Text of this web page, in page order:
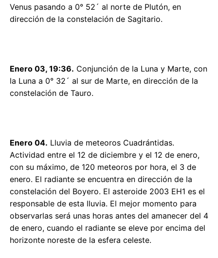
Venus pasando a 0° 52´ al norte de Plutón, en
dirección de la constelación de Sagitario.
Enero 03, 19:36. Conjunción de la Luna y Marte, con
la Luna a 0° 32´ al sur de Marte, en dirección de la
constelación de Tauro.
Enero 04. Lluvia de meteoros Cuadrántidas.
Actividad entre el 12 de diciembre y el 12 de enero,
con su máximo, de 120 meteoros por hora, el 3 de
enero. El radiante se encuentra en dirección de la
constelación del Boyero. El asteroide 2003 EH1 es el
responsable de esta lluvia. El mejor momento para
observarlas será unas horas antes del amanecer del 4
de enero, cuando el radiante se eleve por encima del
horizonte noreste de la esfera celeste.